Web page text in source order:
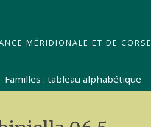
MÉRIDIONALE ET DE CORSE
Familles : tableau alphabétique